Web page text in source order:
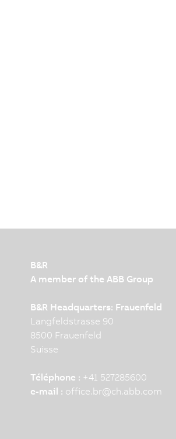
B&R
A member of the ABB Group
B&R Headquarters: Frauenfeld
Langfeldstrasse 90
8500 Frauenfeld
Suisse
Téléphone : +41 527285600
e-mail : office.br@ch.abb.com